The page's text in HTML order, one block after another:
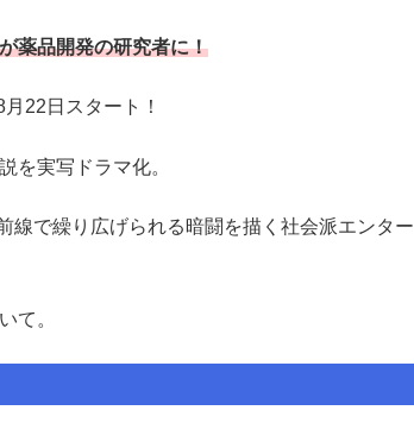
薬品開発の研究者に！
22日スタート！
を実写ドラマ化。
で繰り広げられる暗闘を描く社会派エンター
て。